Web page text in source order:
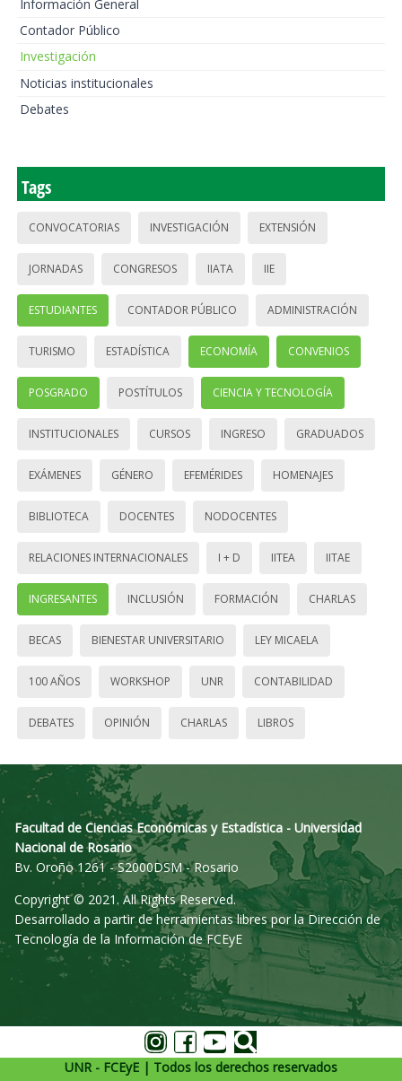
Información General
Contador Público
Investigación
Noticias institucionales
Debates
Tags
CONVOCATORIAS INVESTIGACIÓN EXTENSIÓN
JORNADAS CONGRESOS IIATA IIE
ESTUDIANTES CONTADOR PÚBLICO ADMINISTRACIÓN
TURISMO ESTADÍSTICA ECONOMÍA CONVENIOS
POSGRADO POSTÍTULOS CIENCIA Y TECNOLOGÍA
INSTITUCIONALES CURSOS INGRESO GRADUADOS
EXÁMENES GÉNERO EFEMÉRIDES HOMENAJES
BIBLIOTECA DOCENTES NODOCENTES
RELACIONES INTERNACIONALES I + D IITEA IITAE
INGRESANTES INCLUSIÓN FORMACIÓN CHARLAS
BECAS BIENESTAR UNIVERSITARIO LEY MICAELA
100 AÑOS WORKSHOP UNR CONTABILIDAD
DEBATES OPINIÓN CHARLAS LIBROS
Facultad de Ciencias Económicas y Estadística - Universidad
Nacional de Rosario
Bv. Oroño 1261 - S2000DSM - Rosario
Copyright © 2021. All Rights Reserved.
Desarrollado a partir de herramientas libres por la Dirección de
Tecnología de la Información de FCEyE
UNR - FCEyE | Todos los derechos reservados